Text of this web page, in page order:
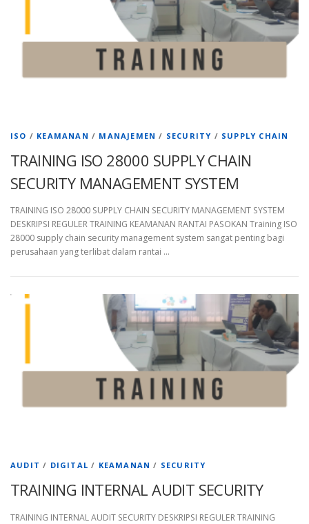
ISO / KEAMANAN / MANAJEMEN / SECURITY / SUPPLY CHAIN
TRAINING ISO 28000 SUPPLY CHAIN
SECURITY MANAGEMENT SYSTEM
TRAINING ISO 28000 SUPPLY CHAIN SECURITY MANAGEMENT SYSTEM
DESKRIPSI REGULER TRAINING KEAMANAN RANTAI PASOKAN Training ISO
28000 supply chain security management system sangat penting bagi
perusahaan yang terlibat dalam rantai …
AUDIT / DIGITAL / KEAMANAN / SECURITY
TRAINING INTERNAL AUDIT SECURITY
TRAINING INTERNAL AUDIT SECURITY DESKRIPSI REGULER TRAINING